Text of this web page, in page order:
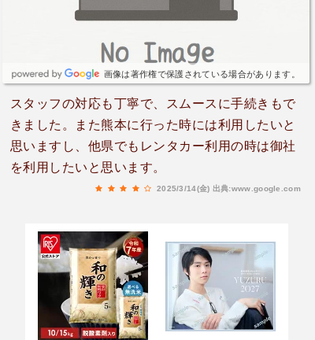
画像は著作権で保護されている場合があります。
スタッフの対応も丁寧で、スムースに手続きもで
きました。また熊本に行った時には利用したいと
思いますし、他県でもレンタカー利用の時は御社
を利用したいと思います。
2025/3/14(金) 出典:www.google.com